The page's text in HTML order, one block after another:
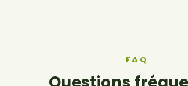
FAQ